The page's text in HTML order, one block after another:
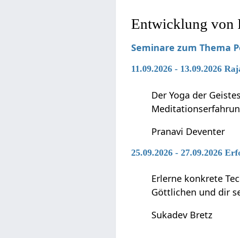
Entwicklung von
Seminare zum Thema
11.09.2026 - 13.09.2026
Der Yoga der
Pranavi Deventer
25.09.2026 - 27.09.2026
Erlerne konkrete
Göttlichen und dir
Sukadev Bretz